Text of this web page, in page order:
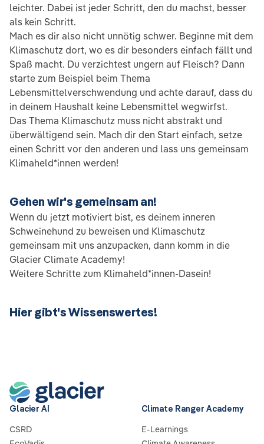
leichter. Dabei ist jeder Schritt, den du machst, besser
als kein Schritt.
Mach es dir also nicht unnötig schwer. Beginne mit dem
Klimaschutz dort, wo es dir besonders einfach fällt und
Spaß macht. Du verzichtest ungern auf Fleisch? Dann
starte zum Beispiel beim Thema
Lebensmittelverschwendung und achte darauf, dass du
in deinem Haushalt keine Lebensmittel wegwirfst.
Das Thema Klimaschutz muss nicht abstrakt und
überwältigend sein. Mach dir den Start einfach, setze
einen Schritt vor den anderen und lass uns gemeinsam
Klimaheld*innen werden!
Gehen wir's gemeinsam an!
Wenn du jetzt motiviert bist, es deinem inneren
Schweinehund zu beweisen und Klimaschutz
gemeinsam mit uns anzupacken, dann komm in die
Glacier Climate Academy!
Weitere Schritte zum Klimaheld*innen-Dasein!
Hier gibt's Wissenswertes!
Glacier AI
CSRD
Climate Ranger Academy
E-Learnings